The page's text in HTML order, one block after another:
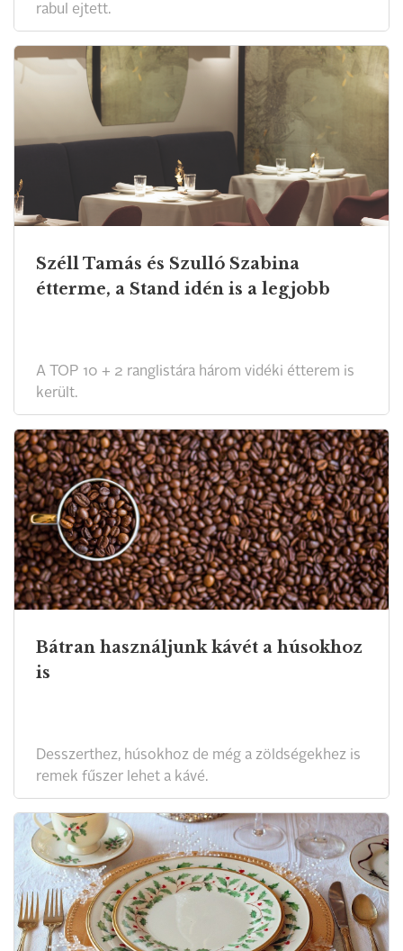
rabul ejtett.
Széll Tamás és Szulló Szabina
étterme, a Stand idén is a legjobb
A TOP 10 + 2 ranglistára három vidéki étterem is
került.
Bátran használjunk kávét a húsokhoz
is
Desszerthez, húsokhoz de még a zöldségekhez is
remek fűszer lehet a kávé.